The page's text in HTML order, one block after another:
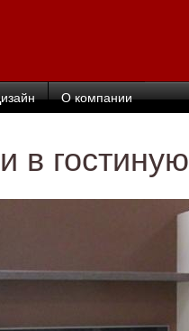
О компании
в гостиную